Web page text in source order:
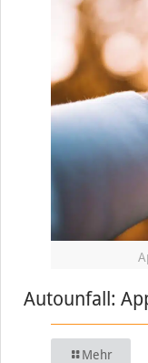
Autounfall:
Mehr